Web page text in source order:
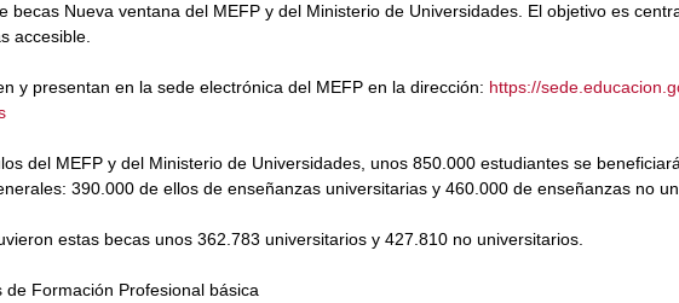
becas Nueva ventana del MEFP y del Ministerio de Universidades. El objetivo es
accesible.
y presentan en la sede electrónica del MEFP en la dirección: https://
del MEFP y del Ministerio de Universidades, unos 850.000 estudiantes se
390.000 de ellos de enseñanzas universitarias y 460.000 de enseñanzas no
estas becas unos 362.783 universitarios y 427.810 no universitarios.
Formación Profesional básica